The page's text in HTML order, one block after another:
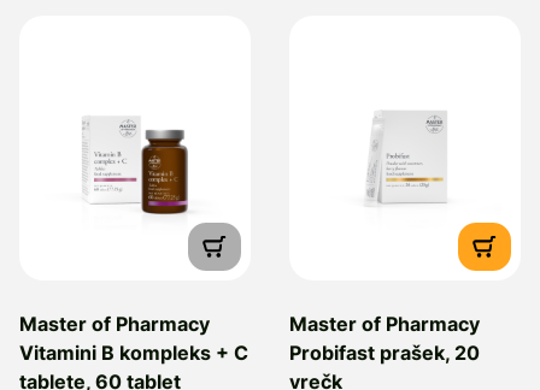
Master of Pharmacy
Vitamini B kompleks + C
tablete, 60 tablet
Master of Pharmacy
Probifast prašek, 20
vrečk